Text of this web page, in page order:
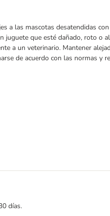
a las mascotas desatendidas
que esté dañado, roto o
a un veterinario. Mantener
de acuerdo con las normas y
días.